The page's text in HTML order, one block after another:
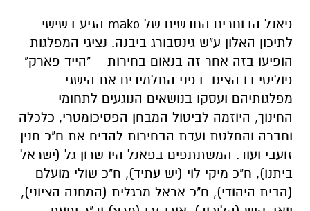
פאנל הבוחרים החדשים של mako הגיע בשישי
לתיכון האלון ע"ש גינסבורג ביבנה. נציגי המפלגות
הופיעו בזה אחר זה בנאום בחירות – "הייד פארק"
פוליטי בו הציגו בפני התלמידים את הישגי
מפלגותיהם ועסקו בנושאים הנוגעים לתחומי
החינוך, היוזמה לביטול המבחן הפסיכומטרי, כלכלה
וחברה והחלטת ועדת הבחירות להדיח את ח"כ חנין
זועבי ועוד. המשתתפים בפאנל היו שרון גל (ישראל
ביתנו), ח"כ מיקי לוי (יש עתיד), ח"כ שולי מועלם
(הבית היהודי), ח"כ אראל מרגלית (המחנה הציוני),